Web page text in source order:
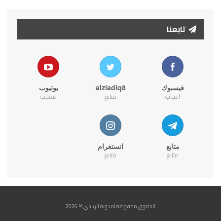
تابعنا
فيسبوك
اعجاب
alziadiq8
متابع
يوتيوب
معجب
متابع
متابع
انستغرام
متابع
الحقوق محفوظة لمدونة الزيادي © 2026